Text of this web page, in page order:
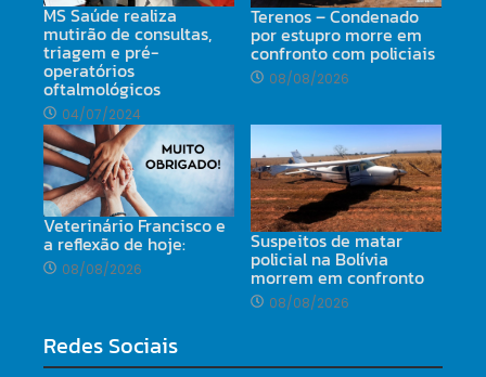
MS Saúde realiza
mutirão de consultas,
triagem e pré-
operatórios
oftalmológicos
04/07/2024
Terenos – Condenado
por estupro morre em
confronto com policiais
08/08/2026
Veterinário Francisco e
a reflexão de hoje:
08/08/2026
Suspeitos de matar
policial na Bolívia
morrem em confronto
08/08/2026
Redes Sociais